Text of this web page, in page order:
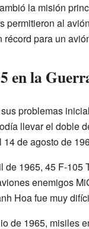
la misión
permitieron al
récord para un
en la
problemas
llevar el doble
14 de agosto de
de 1965, 45 F-
enemigos
Hoa fue muy
de 1965, misiles